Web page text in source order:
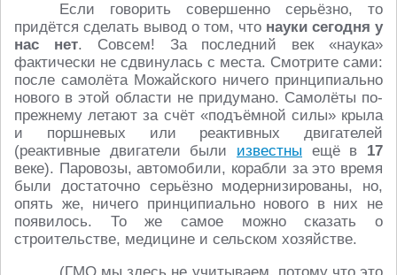
Если говорить совершенно серьёзно, то
придётся сделать вывод о том, что науки сегодня у
нас нет. Совсем! За последний век «наука»
фактически не сдвинулась с места. Смотрите сами:
после самолёта Можайского ничего принципиально
нового в этой области не придумано. Самолёты по-
прежнему летают за счёт «подъёмной силы» крыла
и поршневых или реактивных двигателей
(реактивные двигатели были известны ещё в 17
веке). Паровозы, автомобили, корабли за это время
были достаточно серьёзно модернизированы, но,
опять же, ничего принципиально нового в них не
появилось. То же самое можно сказать о
строительстве, медицине и сельском хозяйстве.